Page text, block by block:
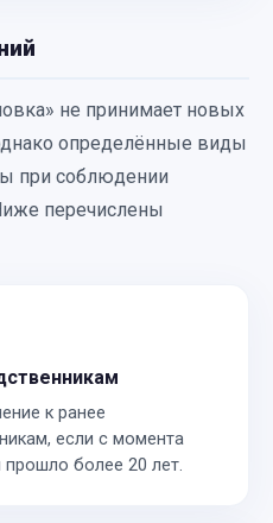
не принимает новых
определённые виды
при соблюдении
перечислены
к ранее
если с момента
прошло более 20 лет.